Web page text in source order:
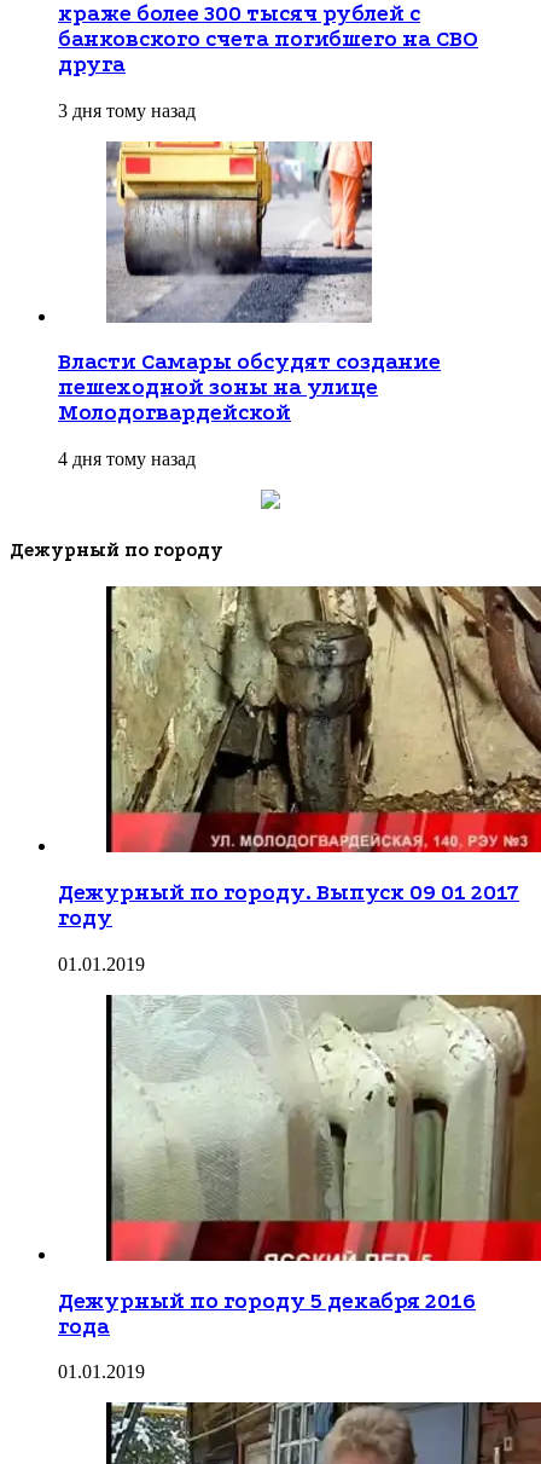
краже более 300 тысяч рублей с
банковского счета погибшего на СВО
друга
3 дня тому назад
Власти Самары обсудят создание
пешеходной зоны на улице
Молодогвардейской
4 дня тому назад
Дежурный по городу
Дежурный по городу. Выпуск 09 01 2017
году
01.01.2019
Дежурный по городу 5 декабря 2016
года
01.01.2019